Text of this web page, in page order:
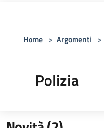
Home > Argomenti >
Polizia